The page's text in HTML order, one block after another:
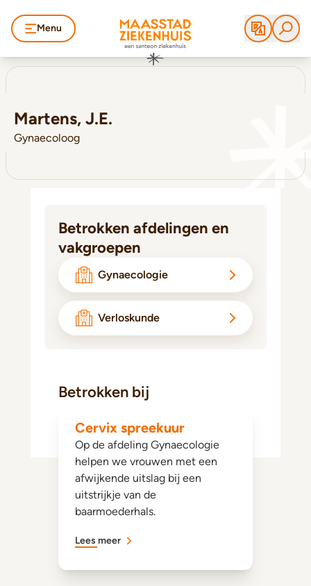
Menu
Martens, J.E.
Gynaecoloog
Betrokken afdelingen en
vakgroepen
Gynaecologie
Verloskunde
Betrokken bij
Cervix spreekuur
Op de afdeling Gynaecologie
helpen we vrouwen met een
afwijkende uitslag bij een
uitstrijkje van de
baarmoederhals.
Lees meer